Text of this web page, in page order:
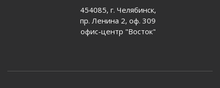
454085, г. Челябинск,
пр. Ленина 2, оф. 309
офис-центр "Восток"